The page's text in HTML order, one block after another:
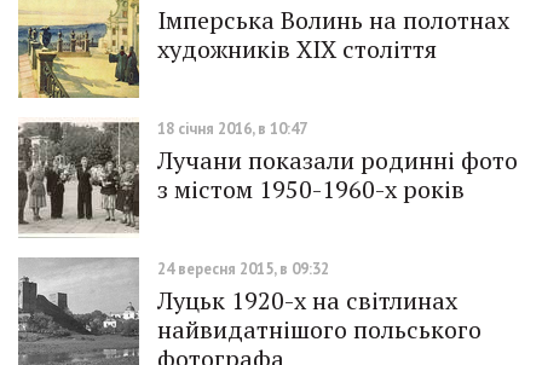
Імперська Волинь на полотнах
художників ХІХ століття
18 січня 2016, в 10:47
Лучани показали родинні фото
з містом 1950-1960-х років
24 вересня 2015, в 09:32
Луцьк 1920-х на світлинах
найвидатнішого польського
фотографа